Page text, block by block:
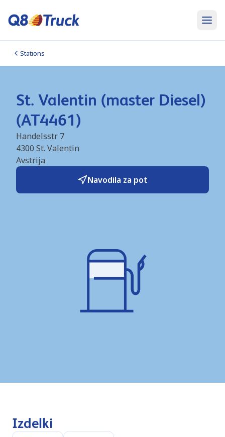
Stations
St. Valentin (master Diesel)
(AT4461)
Handelsstr 7
4300 St. Valentin
Avstrija
Navodila za pot
Izdelki